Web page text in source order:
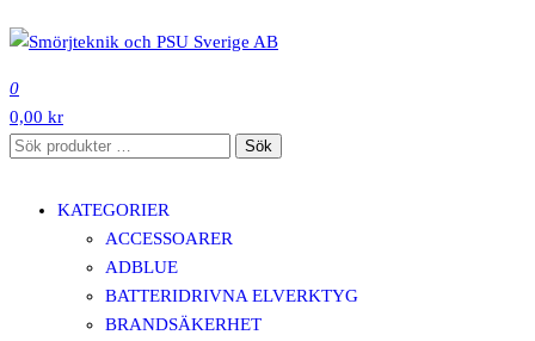
till
innehåll
0
0,00 kr
Sök
Sök
KATEGORIER
ACCESSOARER
ADBLUE
BATTERIDRIVNA ELVERKTYG
BRANDSÄKERHET